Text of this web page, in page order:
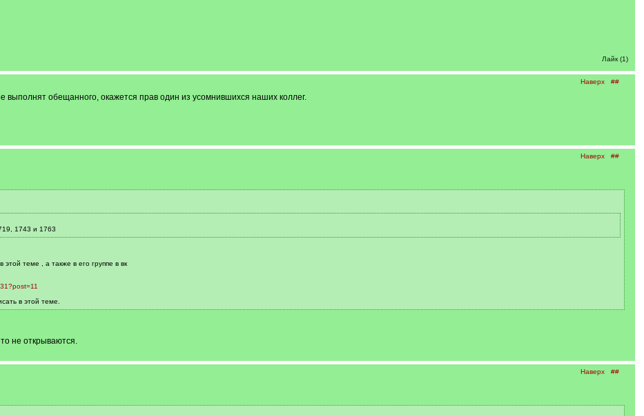
Лайк (1)
Наверх ##
выполнят обещанного, окажется прав один из усомнившихся наших коллег.
Наверх ##
1743 и 1763
теме , а также в его группе в вк
в этой теме.
не открываются.
Наверх ##